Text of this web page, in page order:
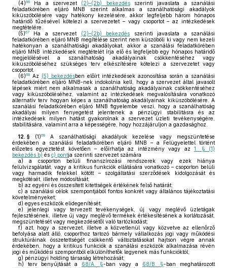
(4)66 Ha a szervezet (2)–(2b) bekezdésszerinti javaslata a szanálási
feladatkörében eljáró MNB szerint alkalmas a szanálhatósági akadályok
kiküszöbölésére vagy hatékony kezelésére, akkor legfeljebb három hónapos
határidő tűzésével kötelezi a szervezetet – vagy csoportot – az intézkedések
megtételére.
(5)67 Ha a szervezet (2)–(2b) bekezdés szerinti javaslata a szanálási
feladatkörében eljáró MNB megítélése szerint nem küszöböli ki vagy nem kezeli
hatékonyan a szanálhatósági akadályokat, akkor a szanálási feladatkörében
eljáró MNB intézkedések megtételét írja elő és legfeljebb egy hónapos határidő
megjelölésével a szanálhatóság akadályainak csökkentéséhez vagy
kiküszöböléséhez szükséges terv elkészítésére kötelezi a szervezetet vagy
csoportot.
(6)68 Az (5) bekezdésben előírt intézkedések azonosítása során a szanálási
feladatkörében eljáró MNB-nek indokolnia kell, hogy a szervezet által javasolt
lépések miért nem alkalmasak a szanálhatóság akadályainak csökkentéséhez
vagy kiküszöböléséhez, valamint az intézkedések megvalósítására vonatkozó
alternatív terv hogyan képes a szanálhatóság akadályainak kiküszöbölésére. A
szanálási feladatkörében eljáró MNB figyelembe veszi, hogy a szanálhatóság
akadályai milyen fenyegetést jelentenek a pénzügyi stabilitásra és az
intézkedések milyen hatást gyakorolnak a szervezet üzleti tevékenységére,
stabilitására, valamint arra a képességére, hogy hozzájáruljon a gazdasághoz.
12. § (1)69
A szanálhatósági akadályok kezelése vagy megszüntetése
érdekében a szanálási feladatkörében eljáró MNB – a Felügyelettel történt
előzetes egyeztetést követően – előírhatja az intézmény vagy az1. § (1)
bekezdés b) és c) pontja szerinti szervezet számára
a) a csoporton belüli finanszírozási rendszerek vagy ezek hiánya
felülvizsgálatát, vagy a kritikus funkciók ellátására vonatkozó – csoporton belüli
vagy harmadik felekkel kötött – szolgáltatási szerződések kidolgozását és
megkötését, illetve módosítását;
b) az egyéni és összesített kitettségek értékének felső határát;
c) a szanálási célok szempontjából fontos konkrét vagy általános tájékoztatási
követelményeket;
d) egyes eszközök elidegenítését;
e) jelenlegi vagy tervezett tevékenységek, új vagy meglévő üzletágak
fejlesztésének, illetve új vagy meglévő termékek értékesítésének a korlátozását,
megszüntetését vagy megkezdésétől való tartózkodást;
f) azt, hogy a szervezet, illetve a közvetlenül vagy közvetve az ellenőrző
befolyása alatt álló, csoporthoz tartozó bármely vállalkozás jogi vagy működési
struktúráinak összetettségét csökkentő változtatásokat hajtson végre annak
érdekében, hogy a kritikus funkciók a szanálási eszközök alkalmazása révén
jogi és működési szempontból elkülöníthetők legyenek más funkcióktól;
g) pénzügyi holding társaság létrehozását;
h) terv benyújtását a 68/A. §-ban vagy a 68/B. §-ban meghatározott